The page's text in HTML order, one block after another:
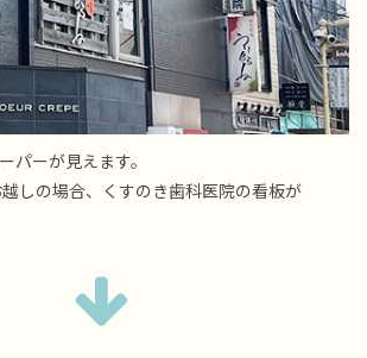
パーが見えます。
越しの場合、くすのき歯科医院の看板が